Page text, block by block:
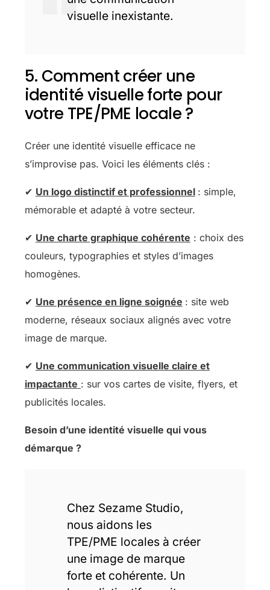
visuelle inexistante.
5. Comment créer une
identité visuelle forte pour
votre TPE/PME locale ?
Créer une identité visuelle efficace ne
s’improvise pas. Voici les éléments clés :
✔ Un logo distinctif et professionnel : simple,
mémorable et adapté à votre secteur.
✔ Une charte graphique cohérente : choix des
couleurs, typographies et styles d’images
homogènes.
✔ Une présence en ligne soignée : site web
moderne, réseaux sociaux alignés avec votre
image de marque.
✔ Une communication visuelle claire et
impactante : sur vos cartes de visite, flyers, et
publicités locales.
Besoin d’une identité visuelle qui vous
démarque ?
Chez Sezame Studio,
nous aidons les
TPE/PME locales à créer
une image de marque
forte et cohérente. Un